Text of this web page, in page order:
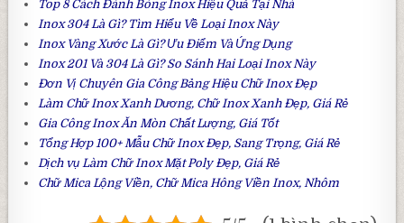
Top 8 CáchĐánh Bóng InoxHiệu Quả Tại Nhà
Inox 304Là Gì? Tìm Hiểu Về Loại Inox Này
Inox Vàng XướcLà Gì? Ưu Điểm Và Ứng Dụng
Inox 201 Và 304Là Gì? So Sánh Hai Loại Inox Này
Đơn Vị Chuyên Gia CôngBảng Hiệu Chữ InoxĐẹp
Làm Chữ Inox Xanh Dương, Chữ Inox Xanh Đẹp, Giá Rẻ
Gia CôngInox Ăn Mòn Chất Lượng, Giá Tốt
Tổng Hợp 100+ Mẫu Chữ Inox Đẹp, Sang Trọng, Giá Rẻ
Dịch vụ Làm Chữ Inox Mặt PolyĐẹp, Giá Rẻ
Chữ Mica Lộng Viền, Chữ Mica Hông Viền Inox, Nhôm